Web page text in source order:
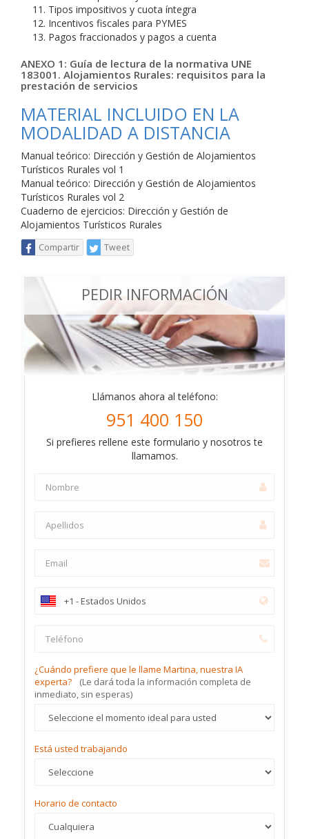
Tipos impositivos y cuota íntegra
Incentivos fiscales para PYMES
Pagos fraccionados y pagos a cuenta
ANEXO 1: Guía de lectura de la normativa UNE
183001. Alojamientos Rurales: requisitos para la
prestación de servicios
MATERIAL INCLUIDO EN LA
MODALIDAD A DISTANCIA
Manual teórico: Dirección y Gestión de Alojamientos
Turísticos Rurales vol 1
Manual teórico: Dirección y Gestión de Alojamientos
Turísticos Rurales vol 2
Cuaderno de ejercicios: Dirección y Gestión de
Alojamientos Turísticos Rurales
Compartir Tweet
PEDIR INFORMACIÓN
Llámanos ahora al teléfono:
951 400 150
Si prefieres rellene este formulario y nosotros te
llamamos.
¿Cuándo prefiere que le llame Martina, nuestra IA
experta?
(Le dará toda la información completa de
inmediato, sin esperas)
Está usted trabajando
Horario de contacto